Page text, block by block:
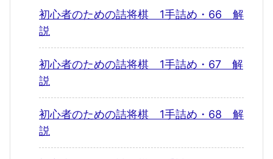
初心者のための詰将棋 1手詰め・66 解
説
初心者のための詰将棋 1手詰め・67 解
説
初心者のための詰将棋 1手詰め・68 解
説